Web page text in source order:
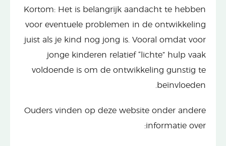
Kortom: Het is belangrijk aandacht te hebben
voor eventuele problemen in de ontwikkeling
juist als je kind nog jong is. Vooral omdat voor
jonge kinderen relatief “lichte” hulp vaak
voldoende is om de ontwikkeling gunstig te
beïnvloeden.
Ouders vinden op deze website onder andere
informatie over: